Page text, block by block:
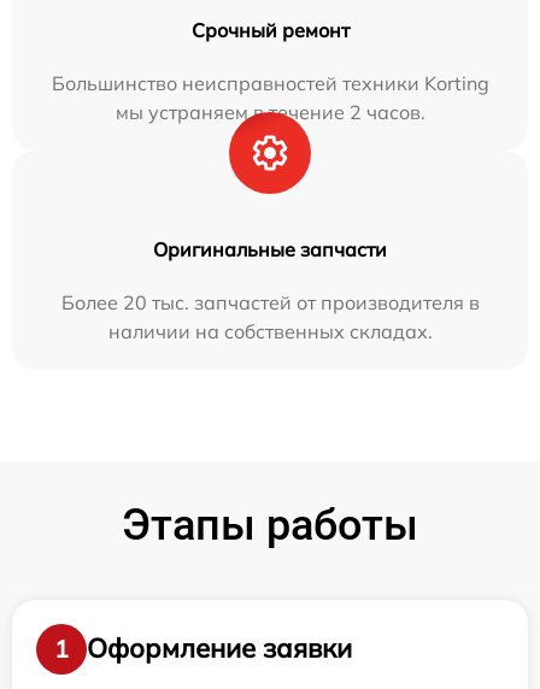
Срочный ремонт
Большинство неисправностей техники Korting
мы устраняем в течение 2 часов.
Оригинальные запчасти
Более 20 тыс. запчастей от производителя в
наличии на собственных складах.
Этапы работы
1
Оформление заявки